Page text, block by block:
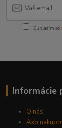
Súhlasím so
Informácie
O nás
Ako